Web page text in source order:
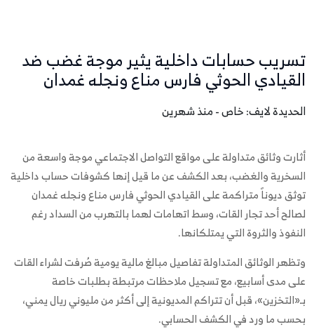
تسريب حسابات داخلية يثير موجة غضب ضد
القيادي الحوثي فارس مناع ونجله غمدان
الحديدة لايف: خاص - منذ شهرين
أثارت وثائق متداولة على مواقع التواصل الاجتماعي موجة واسعة من
السخرية والغضب، بعد الكشف عن ما قيل إنها كشوفات حساب داخلية
توثق ديوناً متراكمة على القيادي الحوثي فارس مناع ونجله غمدان
لصالح أحد تجار القات، وسط اتهامات لهما بالتهرب من السداد رغم
النفوذ والثروة التي يمتلكانها.
وتظهر الوثائق المتداولة تفاصيل مبالغ مالية يومية صُرفت لشراء القات
على مدى أسابيع، مع تسجيل ملاحظات مرتبطة بطلبات خاصة
بـ«التخزين»، قبل أن تتراكم المديونية إلى أكثر من مليوني ريال يمني،
بحسب ما ورد في الكشف الحسابي.